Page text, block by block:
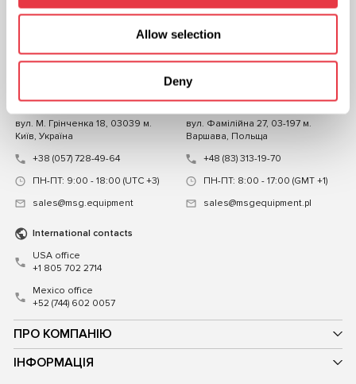
Allow selection
Deny
НАМИ
ПРО КОМПАНІЮ
ІНФОРМАЦІЯ
Представництво в Україні
вул. М. Грінченка 18, 03039 м.
Київ, Україна
+38 (057) 728-49-64
ПН-ПТ: 9:00 - 18:00 (UTC +3)
sales@msg.equipment
Представництво в Польщі
вул. Фамілійна 27, 03-197 м.
Варшава, Польща
+48 (83) 313-19-70
ПН-ПТ: 8:00 - 17:00 (GMT +1)
sales@msgequipment.pl
International contacts
USA office
+1 805 702 2714
Mexico office
+52 (744) 602 0057